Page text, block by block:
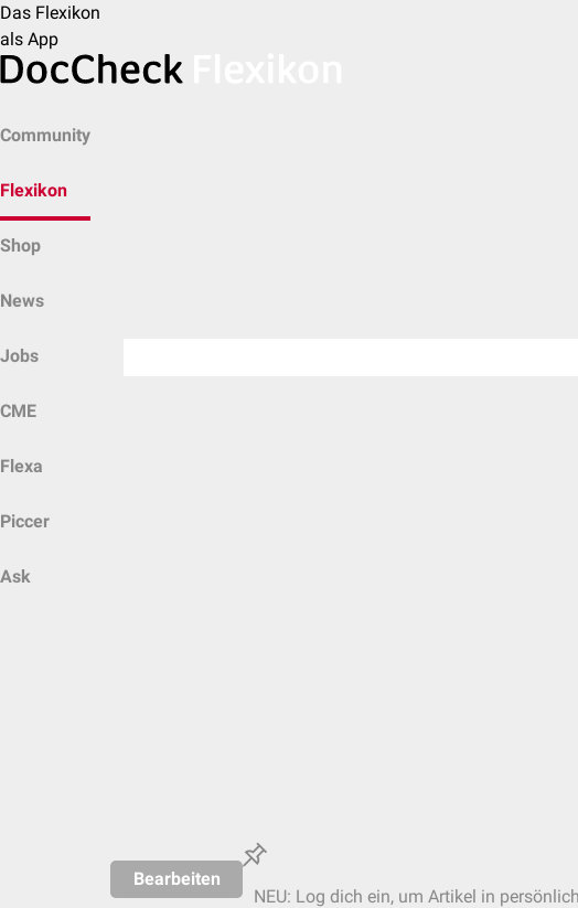
Das Flexikon
als App
Community
Flexikon
Shop
News
Jobs
CME
Flexa
Piccer
Ask
Bearbeiten
NEU: Log dich ein, um Artikel in